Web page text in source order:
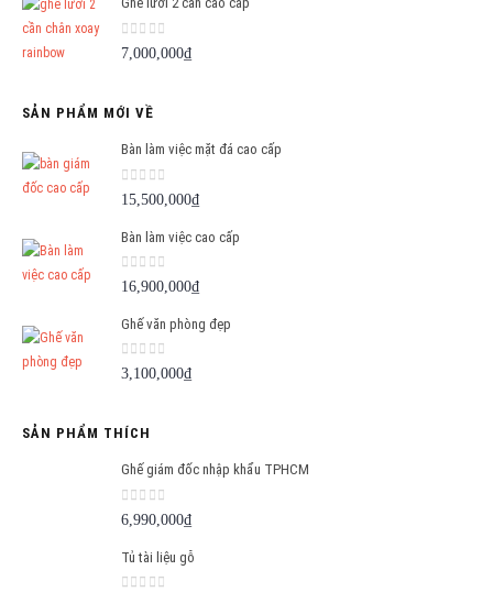
là:
0 out of 5
7,000,000₫
SẢN PHẨM MỚI VỀ
Bàn làm việc mặt đá cao cấp
0 out of 5
15,500,000₫
Bàn làm việc cao cấp
0out of 5
16,900,000₫
Ghế văn phòng đẹp
0 out of 5
3,100,000₫
SẢN PHẨM THÍCH
Ghế giám đốc nhập khẩu TPHCM
0 out of 5
6,990,000₫
Tủ tài liệu gỗ